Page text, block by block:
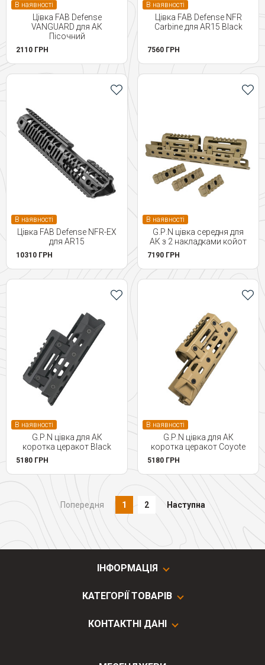
В наявності
Цівка FAB Defense
VANGUARD для АК
Пісочний
2110 ГРН
В наявності
Цівка FAB Defense NFR
Carbine для AR15 Black
7560 ГРН
В наявності
Цівка FAB Defense NFR-EX
для AR15
10310 ГРН
В наявності
G.Р.N цівка середня для
АК з 2 накладками койот
7190 ГРН
В наявності
G.Р.N цівка для АК
коротка церакот Black
5180 ГРН
В наявності
G.Р.N цівка для АК
коротка церакот Coyote
5180 ГРН
Попередня 1 2 Наступна
ІНФОРМАЦІЯ
КАТЕГОРІЇ ТОВАРІВ
КОНТАКТНІ ДАНІ